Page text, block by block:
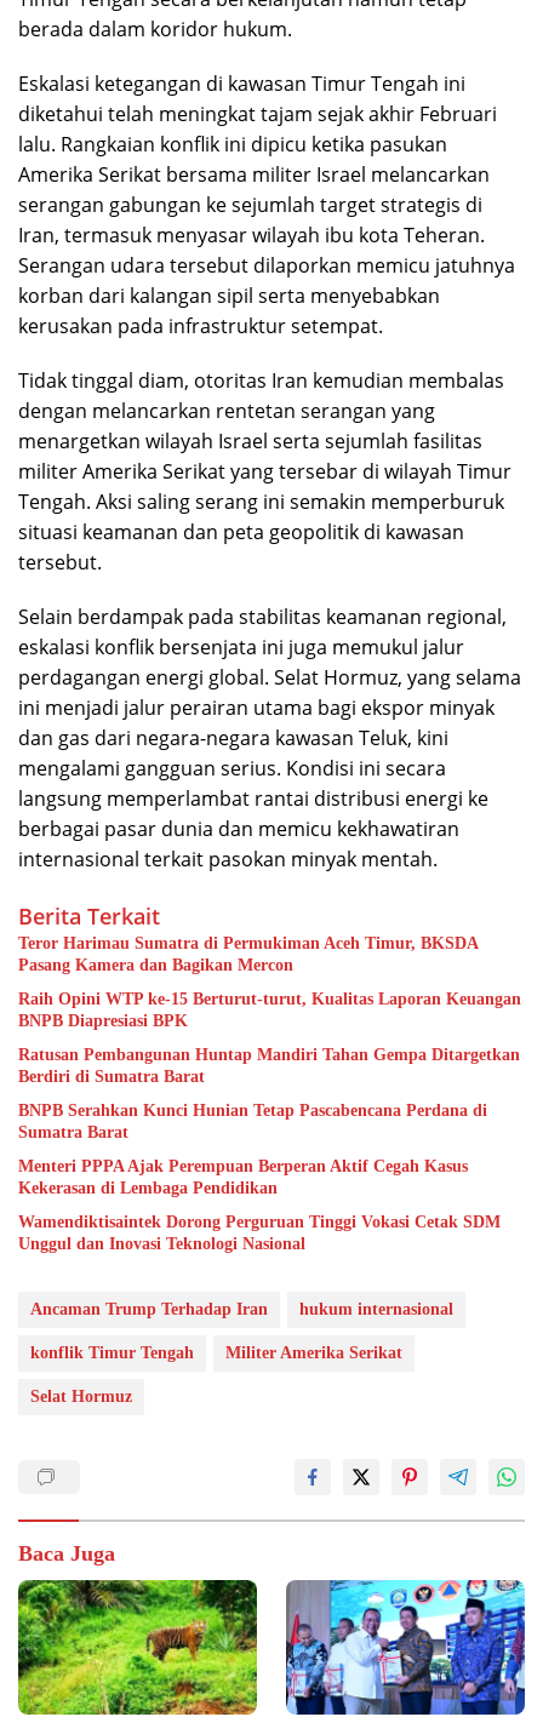
berada dalam koridor hukum.
Eskalasi ketegangan di kawasan Timur Tengah ini
diketahui telah meningkat tajam sejak akhir Februari
lalu. Rangkaian konflik ini dipicu ketika pasukan
Amerika Serikat bersama militer Israel melancarkan
serangan gabungan ke sejumlah target strategis di
Iran, termasuk menyasar wilayah ibu kota Teheran.
Serangan udara tersebut dilaporkan memicu jatuhnya
korban dari kalangan sipil serta menyebabkan
kerusakan pada infrastruktur setempat.
Tidak tinggal diam, otoritas Iran kemudian membalas
dengan melancarkan rentetan serangan yang
menargetkan wilayah Israel serta sejumlah fasilitas
militer Amerika Serikat yang tersebar di wilayah Timur
Tengah. Aksi saling serang ini semakin memperburuk
situasi keamanan dan peta geopolitik di kawasan
tersebut.
Selain berdampak pada stabilitas keamanan regional,
eskalasi konflik bersenjata ini juga memukul jalur
perdagangan energi global. Selat Hormuz, yang selama
ini menjadi jalur perairan utama bagi ekspor minyak
dan gas dari negara-negara kawasan Teluk, kini
mengalami gangguan serius. Kondisi ini secara
langsung memperlambat rantai distribusi energi ke
berbagai pasar dunia dan memicu kekhawatiran
internasional terkait pasokan minyak mentah.
Berita Terkait
Teror Harimau Sumatra di Permukiman Aceh Timur, BKSDA
Pasang Kamera dan Bagikan Mercon
Raih Opini WTP ke-15 Berturut-turut, Kualitas Laporan Keuangan
BNPB Diapresiasi BPK
Ratusan Pembangunan Huntap Mandiri Tahan Gempa Ditargetkan
Berdiri di Sumatra Barat
BNPB Serahkan Kunci Hunian Tetap Pascabencana Perdana di
Sumatra Barat
Menteri PPPA Ajak Perempuan Berperan Aktif Cegah Kasus
Kekerasan di Lembaga Pendidikan
Wamendiktisaintek Dorong Perguruan Tinggi Vokasi Cetak SDM
Unggul dan Inovasi Teknologi Nasional
Ancaman Trump Terhadap Iran hukum internasional
konflik Timur Tengah Militer Amerika Serikat
Selat Hormuz
Baca Juga